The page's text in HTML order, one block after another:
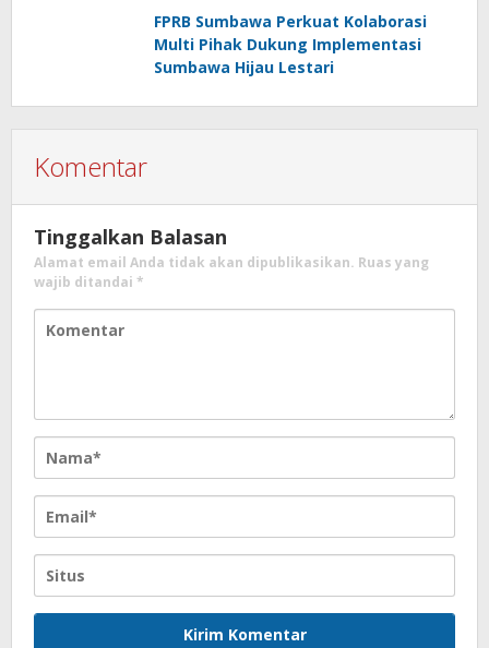
FPRB Sumbawa Perkuat Kolaborasi
Multi Pihak Dukung Implementasi
Sumbawa Hijau Lestari
Komentar
Tinggalkan Balasan
Alamat email Anda tidak akan dipublikasikan. Ruas yang
wajib ditandai *